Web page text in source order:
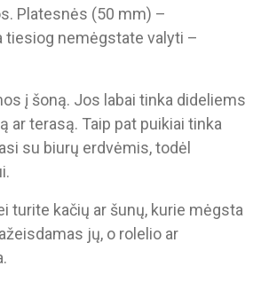
Platesnės (50 mm) –
tiesiog nemėgstate valyti –
į šoną. Jos labai tinka dideliems
ar terasą. Taip pat puikiai tinka
su biurų erdvėmis, todėl
turite kačių ar šunų, kurie mėgsta
jų, o rolelio ar